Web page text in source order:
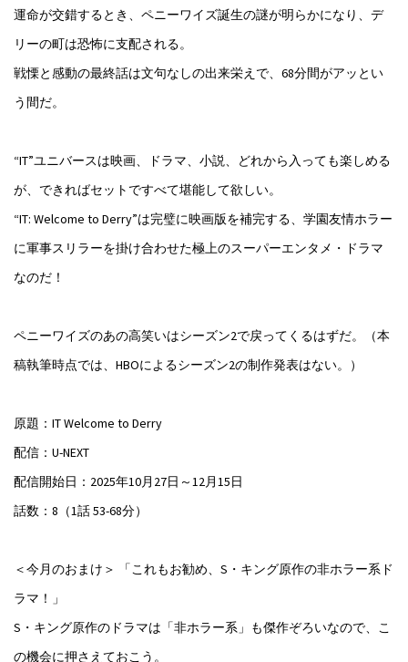
運命が交錯するとき、ペニーワイズ誕生の謎が明らかになり、デ
リーの町は恐怖に支配される。
戦慄と感動の最終話は文句なしの出来栄えで、68分間がアッとい
う間だ。
“IT”ユニバースは映画、ドラマ、小説、どれから入っても楽しめる
が、できればセットですべて堪能して欲しい。
“IT: Welcome to Derry”は完璧に映画版を補完する、学園友情ホラー
に軍事スリラーを掛け合わせた極上のスーパーエンタメ・ドラマ
なのだ！
ペニーワイズのあの高笑いはシーズン2で戻ってくるはずだ。（本
稿執筆時点では、HBOによるシーズン2の制作発表はない。）
原題：IT Welcome to Derry
配信：U-NEXT
配信開始日：2025年10月27日～12月15日
話数：8（1話 53-68分）
＜今月のおまけ＞ 「これもお勧め、S・キング原作の非ホラー系ド
ラマ！」
S・キング原作のドラマは「非ホラー系」も傑作ぞろいなので、こ
の機会に押さえておこう。